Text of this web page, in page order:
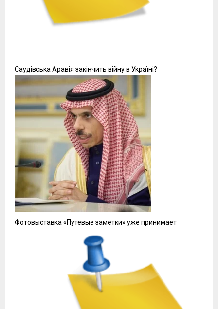
Саудівська Аравія закінчить війну в Україні?
Фотовыставка «Путевые заметки» уже принимает